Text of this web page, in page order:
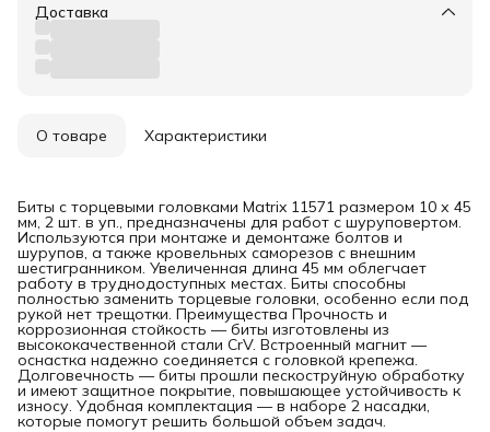
Доставка
О товаре Характеристики
Биты с торцевыми головками Matrix 11571 размером 10 х 45
мм, 2 шт. в уп., предназначены для работ с шуруповертом.
Используются при монтаже и демонтаже болтов и
шурупов, а также кровельных саморезов с внешним
шестигранником. Увеличенная длина 45 мм облегчает
работу в труднодоступных местах. Биты способны
полностью заменить торцевые головки, особенно если под
рукой нет трещотки. Преимущества Прочность и
коррозионная стойкость — биты изготовлены из
высококачественной стали CrV. Встроенный магнит —
оснастка надежно соединяется с головкой крепежа.
Долговечность — биты прошли пескоструйную обработку
и имеют защитное покрытие, повышающее устойчивость к
износу. Удобная комплектация — в наборе 2 насадки,
которые помогут решить большой объем задач.